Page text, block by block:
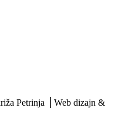
Petrinja ⎟ Web dizajn &